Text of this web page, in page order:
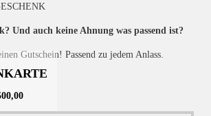
Und auch keine Ahnung was passend ist?
Gutschein! Passend zu jedem Anlass.